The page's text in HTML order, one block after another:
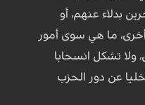
بدلاء عنهم، أو
أخرى، ما هي سوى أمور
ولا تشكل انسحابا
عن دور الحزب